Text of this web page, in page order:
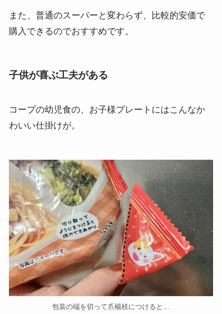
また、普通のスーパーと変わらず、比較的安価で
購入できるのでおすすめです。
子供が喜ぶ工夫がある
コープの幼児食の、お子様プレートにはこんなか
わいい仕掛けが。
包装の端を切って爪楊枝につけると…